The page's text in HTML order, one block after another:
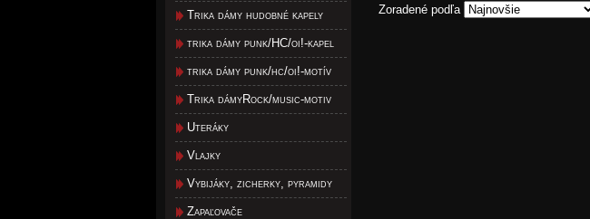
Trika dámy hudobné kapely
trika dámy punk/HC/oi!-kapel
trika dámy punk/hc/oi!-motív
Trika dámyRock/music-motiv
Uteráky
Vlajky
Vybijáky, zicherky, pyramidy
Zapaľovače
Zoradené podľa